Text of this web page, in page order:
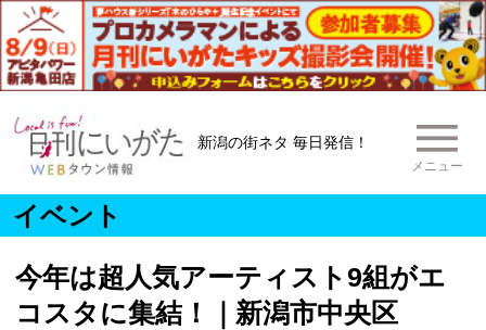
新潟の街ネタ 毎日発信！
メニュー
イベント
今年は超人気アーティスト9組がエ
コスタに集結！｜新潟市中央区